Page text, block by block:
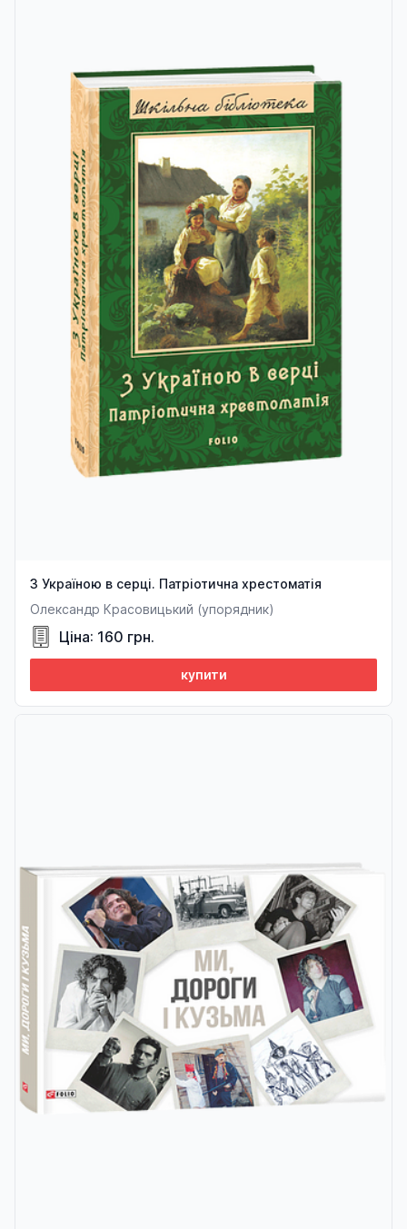
З Україною в серці. Патріотична хрестоматія
Олександр Красовицький (упорядник)
Ціна: 160 грн.
купити